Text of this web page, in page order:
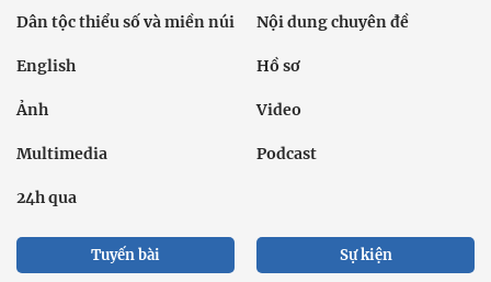
Dân tộc thiểu số và miền núi Nội dung chuyên đề
English Hồ sơ
Ảnh Video
Multimedia Podcast
24h qua
Tuyến bài Sự kiện